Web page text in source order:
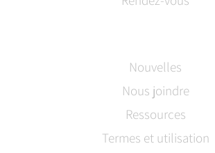
Nouvelles
Nous joindre
Ressources
Termes et utilisation